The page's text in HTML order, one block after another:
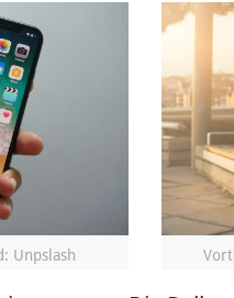
Unpslash